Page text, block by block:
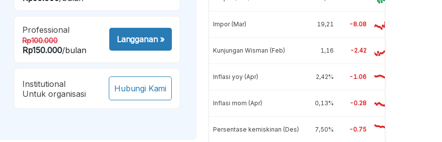
Professional
Rp100.000
Rp150.000/bulan
Langganan»
Institutional
Untuk organisasi
Hubungi Kami
Impor (Mar) 19,21 -8.08
Kunjungan Wisman (Feb) 1,16 -2.42
Inflasi yoy (Apr) 2,42% -1.06
Inflasi mom (Apr) 0,13% -0.28
Persentase kemiskinan (Des) 7,50% -0.75